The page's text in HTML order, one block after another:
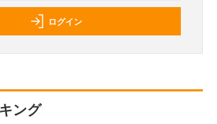
ログイン
ング